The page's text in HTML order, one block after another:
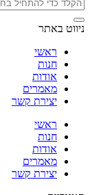
ניווט באתר
ראשי
חנות
אודות
מאמרים
יצירת קשר
ראשי
חנות
אודות
מאמרים
יצירת קשר